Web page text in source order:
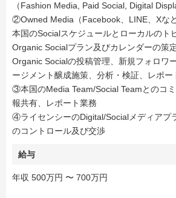
（Fashion Media, Paid Social, Digital
②Owned Media（Facebook、LINE、Xなど
本国のSocialスケジュールとローカルのト
Organic Socialプラン及びカレンダーの策
Organic Socialの投稿管理、新規フォロワ
ージメント醸成施策、分析・検証、レポー
③本国のMedia Team/Social Teamとのコ
報共有、レポート業務
④ライセンシーのDigital/Socialメディアプ
のコントロール及び交渉
給与
年収 500万円 〜 700万円